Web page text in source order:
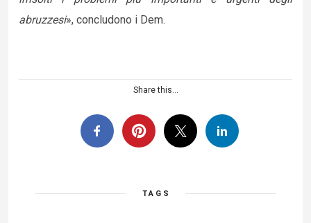
abruzzesi», concludono i Dem.
Share this...
TAGS